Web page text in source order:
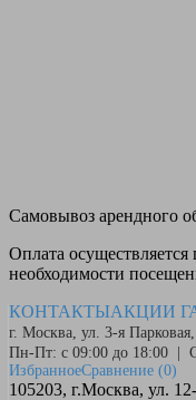
Самовывоз арендного
Оплата
необходимости
КОНТАКТЫАКЦИИ
г. Москва, ул. 3-я
Пн-Пт: с 09:00 до 18:00 |
ИзбранноеСравнение (0)
105203, г.Москва, ул.